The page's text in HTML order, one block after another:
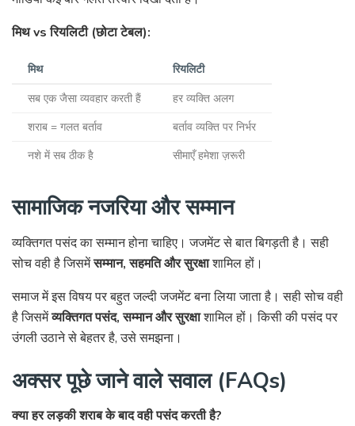
मिथ vs रियलिटी (छोटा टेबल):
मिथ
रियलिटी
सब एक जैसा व्यवहार करती हैं
हर व्यक्ति अलग
शराब = गलत बर्ताव
बर्ताव व्यक्ति पर निर्भर
नशे में सब ठीक है
सीमाएँ हमेशा ज़रूरी
सामाजिक नजरिया और सम्मान
व्यक्तिगत पसंद का सम्मान होना चाहिए। जजमेंट से बात बिगड़ती है। सही
सोच वही है जिसमेंसम्मान, सहमति और सुरक्षाशामिल हों।
समाज में इस विषय पर बहुत जल्दी जजमेंट बना लिया जाता है। सही सोच वही
है जिसमेंव्यक्तिगत पसंद, सम्मान और सुरक्षाशामिल हों। किसी की पसंद पर
उंगली उठाने से बेहतर है, उसे समझना।
अक्सर पूछे जाने वाले सवाल (FAQs)
क्या हर लड़की शराब के बाद वही पसंद करती है?